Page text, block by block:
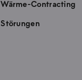
Wärme-Contracting
Störungen